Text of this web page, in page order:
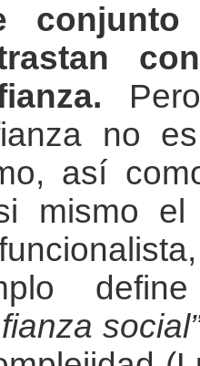
no
así
mismo el
social”